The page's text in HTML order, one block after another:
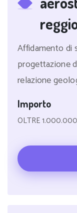
Affidamento di
progettazione
relazione
Importo
OLTRE